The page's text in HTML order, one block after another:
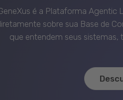
é a Plataforma
sobre sua Base de
que entendem seus sistemas,